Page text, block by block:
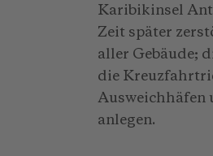
Karibikinsel
Zeit später
aller Gebäude;
die
Ausweichhäfen
anlegen.